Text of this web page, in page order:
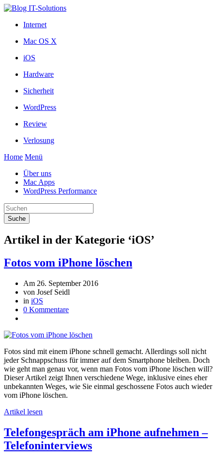
Internet
Mac OS X
iOS
Hardware
Sicherheit
WordPress
Review
Verlosung
Home Menü
Über uns
Mac Apps
WordPress Performance
Suche
Artikel in der Kategorie ‘iOS’
Fotos vom iPhone löschen
Am 26. September 2016
von Josef Seidl
in iOS
0 Kommentare
Fotos sind mit einem iPhone schnell gemacht. Allerdings soll nicht
jeder Schnappschuss für immer auf dem Smartphone bleiben. Doch
wie geht man genau vor, wenn man Fotos vom iPhone löschen will?
Dieser Artikel zeigt Ihnen verschiedene Wege, inklusive eines eher
unbekannten Weges, wie Sie einmal geschossene Fotos auch wieder
vom iPhone löschen.
Artikel lesen
Telefongespräch am iPhone aufnehmen –
Telefoninterviews